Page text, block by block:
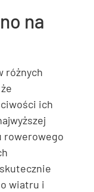
na
różnych
ich
rowerowego
wiatru i